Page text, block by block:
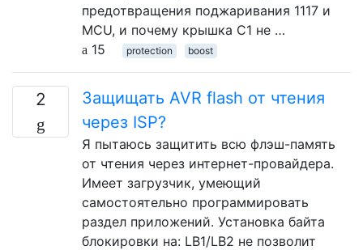
предотвращения поджаривания 1117 и
MCU, и почему крышка C1 не …
15
protection boost
2
Защищать AVR flash от чтения
через ISP?
Я пытаюсь защитить всю флэш-память
от чтения через интернет-провайдера.
Имеет загрузчик, умеющий
самостоятельно программировать
раздел приложений. Установка байта
блокировки на: LB1/LB2 не позволит